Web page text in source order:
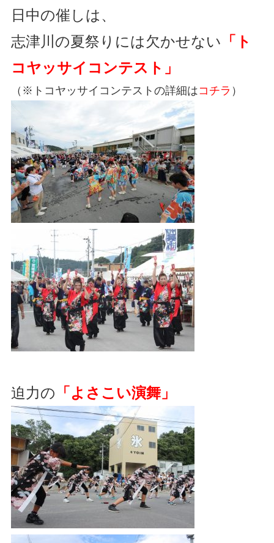
日中の催しは、
志津川の夏祭りには欠かせない 「ト
コヤッサイコンテスト」
（※トコヤッサイコンテストの詳細はコチラ ）
迫力の 「よさこい演舞」